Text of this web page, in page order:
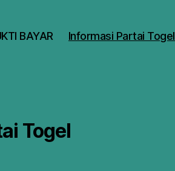
BAYAR Informasi Partai Togel
Togel